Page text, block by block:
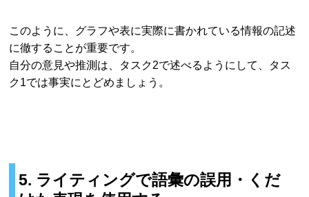
このように、グラフや表に実際に書かれている情報の記述
に徹することが重要です。
自分の意見や推測は、タスク2で述べるようにして、タス
ク1では事実にとどめましょう。
5. ライティングで語彙の誤用・くだ